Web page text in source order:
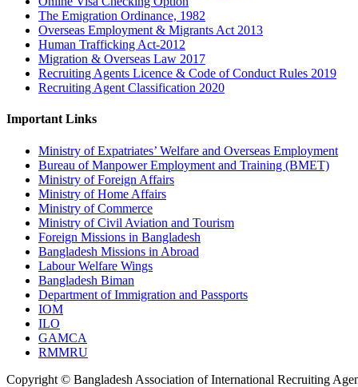
The Emigration Ordinance, 1982
Overseas Employment & Migrants Act 2013
Human Trafficking Act-2012
Migration & Overseas Law 2017
Recruiting Agents Licence & Code of Conduct Rules 2019
Recruiting Agent Classification 2020
Important Links
Ministry of Expatriates’ Welfare and Overseas Employment
Bureau of Manpower Employment and Training (BMET)
Ministry of Foreign Affairs
Ministry of Home Affairs
Ministry of Commerce
Ministry of Civil Aviation and Tourism
Foreign Missions in Bangladesh
Bangladesh Missions in Abroad
Labour Welfare Wings
Bangladesh Biman
Department of Immigration and Passports
IOM
ILO
GAMCA
RMMRU
Copyright © Bangladesh Association of International Recruiting